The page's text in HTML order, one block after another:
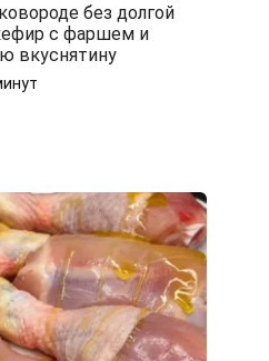
без долгой
с фаршем и
вкуснятину